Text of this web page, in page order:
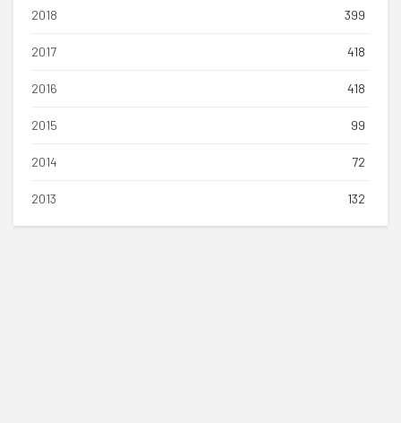
2018 399
2017 418
2016 418
2015 99
2014 72
2013 132